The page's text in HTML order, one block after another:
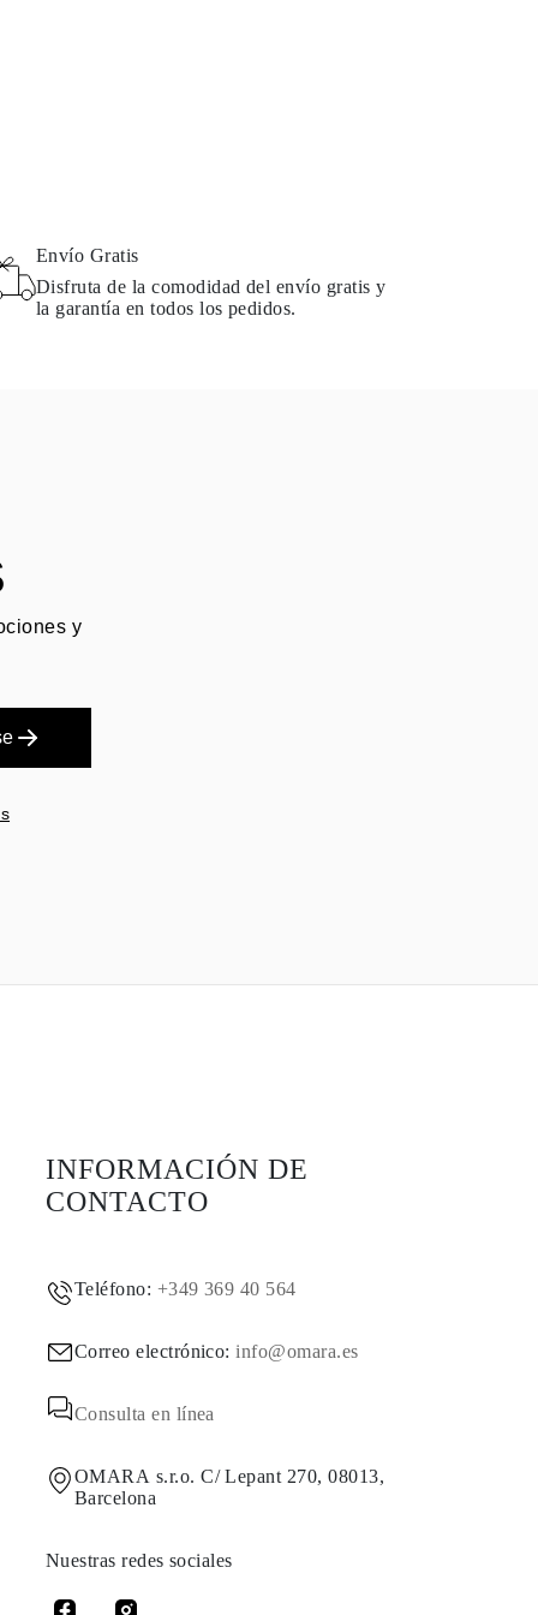
Envío Gratis
Disfruta de la comodidad del envío gratis y
la garantía en todos los pedidos.
y
INFORMACIÓN DE
CONTACTO
Teléfono: +349 369 40 564
Correo electrónico:info@omara.es
Consulta en línea
OMARA s.r.o. C/ Lepant 270, 08013,
Barcelona
Nuestras redes sociales